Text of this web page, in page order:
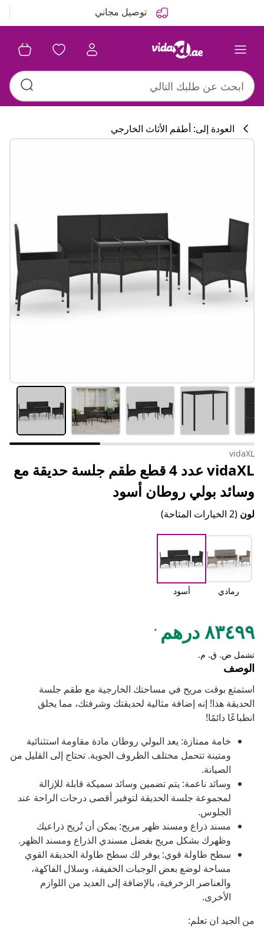
توصيل مجاني
العودة إلى: أطقم الأثاث الخارجي
vidaXL
vidaXL عدد 4 قطع طقم جلسة حديقة مع
وسائد بولي روطان أسود
لون (2 الخيارات المتاحة)
رمادي أسود
٨٣٤٩٩ درهم .
تشمل ض. ق. م.
الوصف
استمتع بوقت مريح في مساحتك الخارجية مع طقم جلسة
الحديقة هذا! إنه إضافة مثالية لحديقتك وشرفتك، مما يخلق
انطباعًا دائمًا!
خامة ممتازة: يعد البولي روطان مادة مقاومة استثنائية
ومتينة تتحمل مختلف الظروف الجوية. تحتاج إلى القليل من
الصيانة.
وسائد ناعمة: يتم تضمين وسائد سميكة قابلة للإزالة
لمجموعة جلسة الحديقة لتوفير أقصى درجات الراحة عند
الجلوس.
مسند ذراع ومسند ظهر مريح: يمكن أن تُريح ذراعيك
وظهرك بشكل مريح بفضل مسندي الذراع ومسند الظهر.
سطح طاولة قوي: يوفر لك سطح طاولة الحديقة القوي
مساحة لوضع بعض الوجبات الخفيفة، وسلال الفاكهة،
والعناصر الزخرفية، بالإضافة إلى العديد من اللوازم
الأخرى.
من الجيد ان تعلم: